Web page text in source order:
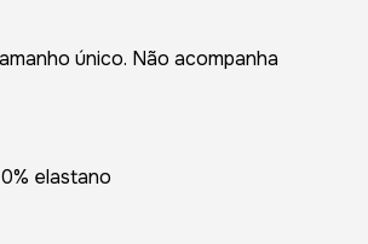
único. Não acompanha
elastano